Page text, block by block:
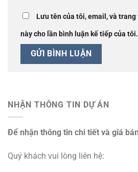
Lưu tên của tôi, email, và
này cho lần bình luận kế tiếp của tôi.
NHẬN THÔNG TIN DỰ ÁN
Để nhận thông tin chi tiết và giá bán
Quý khách vui lòng liên hệ: